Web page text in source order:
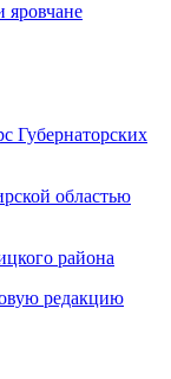
яровчане
Губернаторских
областью
района
редакцию